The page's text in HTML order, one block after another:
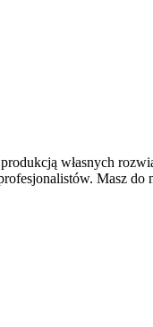
własnych
Masz do